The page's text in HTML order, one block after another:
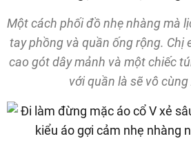
Một cách phối đồ nhẹ nhàng mà
tay phồng và quần ống rộng. Chị
cao gót dây mảnh và một chiếc
với quần là sẽ vô